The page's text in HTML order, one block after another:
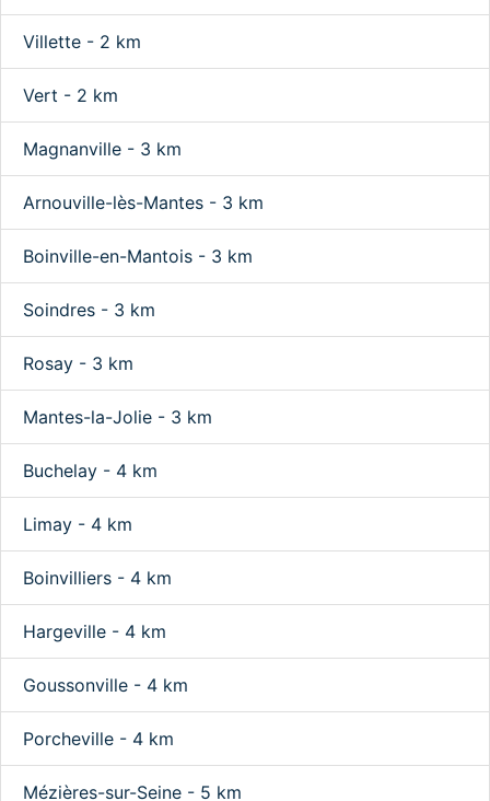
Villette - 2 km
Vert - 2 km
Magnanville - 3 km
Arnouville-lès-Mantes - 3 km
Boinville-en-Mantois - 3 km
Soindres - 3 km
Rosay - 3 km
Mantes-la-Jolie - 3 km
Buchelay - 4 km
Limay - 4 km
Boinvilliers - 4 km
Hargeville - 4 km
Goussonville - 4 km
Porcheville - 4 km
Mézières-sur-Seine - 5 km